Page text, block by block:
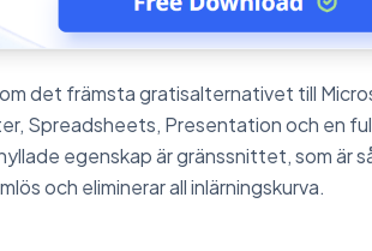
det främsta gratisalternativet till
Spreadsheets, Presentation och en
egenskap är gränssnittet, som är
och eliminerar all inlärningskurva.